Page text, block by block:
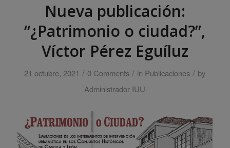
Nueva publicación:
“¿Patrimonio o ciudad?”,
Víctor Pérez Eguíluz
21 octubre, 2021 / 0 Comments / in Publicaciones / by
Administrador IUU